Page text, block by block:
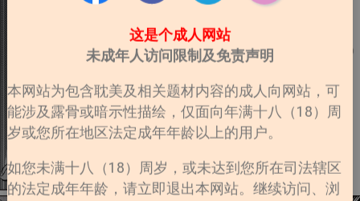
这是个成人网站
未成年人访问限制及免责声明
本网站为包含耽美及相关题材内容的成人向网站，可
能涉及露骨或暗示性描绘，仅面向年满十八（18）周
岁或您所在地区法定成年年龄以上的用户。
如您未满十八（18）周岁，或未达到您所在司法辖区
的法定成年年龄，请立即退出本网站。继续访问、浏